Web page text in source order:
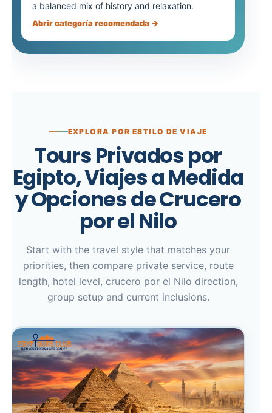
a balanced mix of history and relaxation.
Abrir categoría recomendada →
EXPLORA POR ESTILO DE VIAJE
Tours Privados por
Egipto, Viajes a Medida
y Opciones de Crucero
por el Nilo
Start with the travel style that matches your
priorities, then compare private service, route
length, hotel level, crucero por el Nilo direction,
group setup and current inclusions.